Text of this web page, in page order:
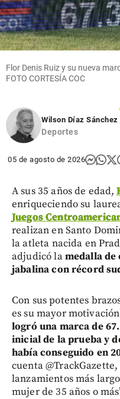
Flor Denis Ruiz y su nueva
FOTO CORTESÍA COC
Wilson Díaz Sánchez
Deportes
05 de agosto de 2026
A sus 35 años de edad,
enriqueciendo su
Juegos
realizan en Santo
la atleta nacida en
adjudicó lamedalla de
jabalina con récord
Con sus potentes
es su mayor
logró una marca de
inicial de la prueba y
había conseguido en
cuenta
lanzamientos más
mujer de 35 años o